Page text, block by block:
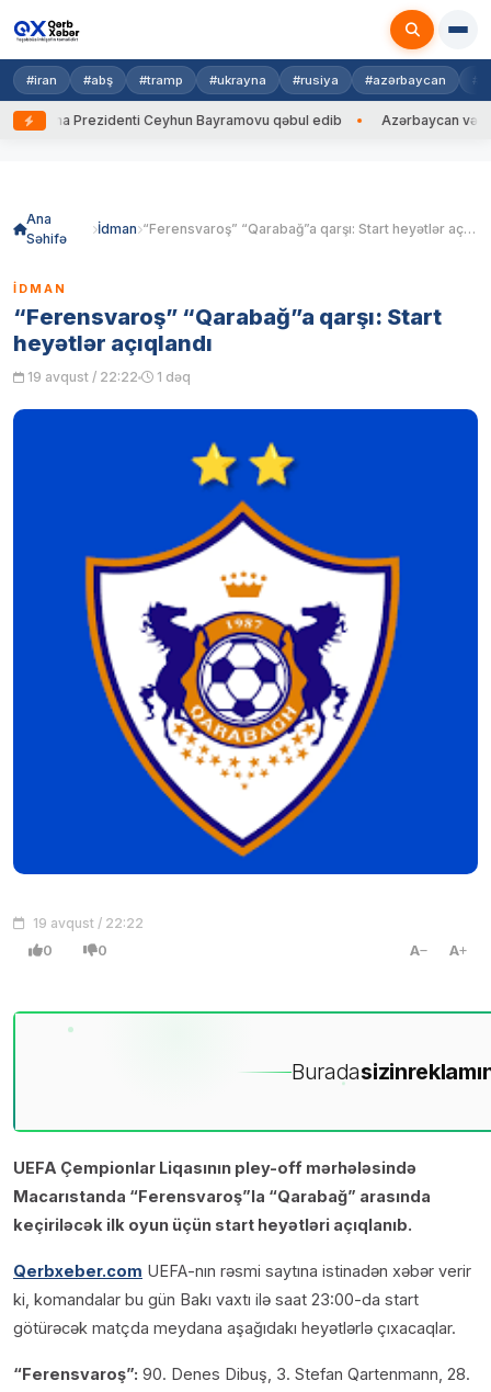
#iran #abş #tramp #ukrayna #rusiya #azərbaycan
Prezidenti Ceyhun Bayramovu qəbul edib Azərbaycan və
Ana
Səhifə
İdman “Ferensvaroş” “Qarabağ”a qarşı: Start heyətlər açıqlandı
İDMAN
“Ferensvaroş” “Qarabağ”a qarşı: Start
heyətlər açıqlandı
19 avqust / 22:22 1 dəq
19 avqust / 22:22
0 0 A A
Buradasizin
UEFA Çempionlar Liqasının pley-off mərhələsində
Macarıstanda “Ferensvaroş”la “Qarabağ” arasında
keçiriləcək ilk oyun üçün start heyətləri açıqlanıb.
Qerbxeber.com UEFA-nın rəsmi saytına istinadən xəbər verir
ki, komandalar bu gün Bakı vaxtı ilə saat 23:00-da start
götürəcək matçda meydana aşağıdakı heyətlərlə çıxacaqlar.
“Ferensvaroş”: 90. Denes Dibuş, 3. Stefan Qartenmann, 28.